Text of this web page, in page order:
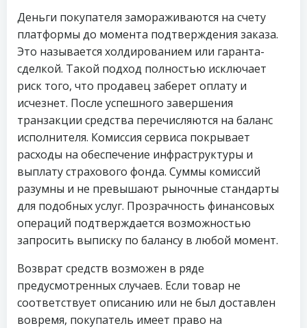
Деньги покупателя замораживаются на счету
платформы до момента подтверждения заказа.
Это называется холдированием или гаранта-
сделкой. Такой подход полностью исключает
риск того, что продавец заберет оплату и
исчезнет. После успешного завершения
транзакции средства перечисляются на баланс
исполнителя. Комиссия сервиса покрывает
расходы на обеспечение инфраструктуры и
выплату страхового фонда. Суммы комиссий
разумны и не превышают рыночные стандарты
для подобных услуг. Прозрачность финансовых
операций подтверждается возможностью
запросить выписку по балансу в любой момент.
Возврат средств возможен в ряде
предусмотренных случаев. Если товар не
соответствует описанию или не был доставлен
вовремя, покупатель имеет право на